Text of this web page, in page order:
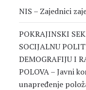
NIS – Zajednici
POKRAJINSKI
SOCIJALNU
DEMOGRAFIJU I
POLOVA – Javni
unapređenje